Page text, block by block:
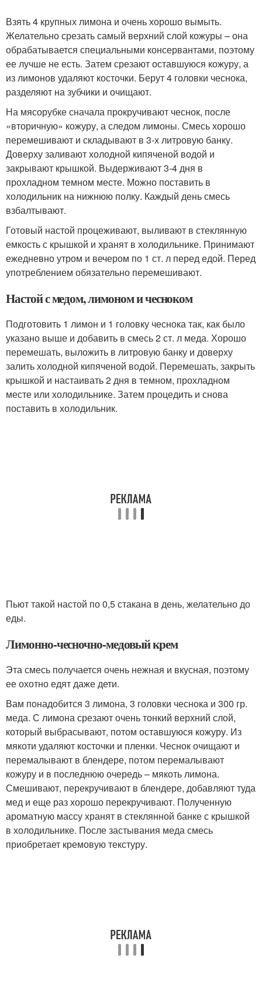
Взять 4 крупных лимона и очень хорошо вымыть.
Желательно срезать самый верхний слой кожуры – она
обрабатывается специальными консервантами, поэтому
ее лучше не есть. Затем срезают оставшуюся кожуру, а
из лимонов удаляют косточки. Берут 4 головки чеснока,
разделяют на зубчики и очищают.
На мясорубке сначала прокручивают чеснок, после
«вторичную» кожуру, а следом лимоны. Смесь хорошо
перемешивают и складывают в 3-х литровую банку.
Доверху заливают холодной кипяченой водой и
закрывают крышкой. Выдерживают 3-4 дня в
прохладном темном месте. Можно поставить в
холодильник на нижнюю полку. Каждый день смесь
взбалтывают.
Готовый настой процеживают, выливают в стеклянную
емкость с крышкой и хранят в холодильнике. Принимают
ежедневно утром и вечером по 1 ст. л перед едой. Перед
употреблением обязательно перемешивают.
Настой с медом, лимоном и чесноком
Подготовить 1 лимон и 1 головку чеснока так, как было
указано выше и добавить в смесь 2 ст. л меда. Хорошо
перемешать, выложить в литровую банку и доверху
залить холодной кипяченой водой. Перемешать, закрыть
крышкой и настаивать 2 дня в темном, прохладном
месте или холодильнике. Затем процедить и снова
поставить в холодильник.
Пьют такой настой по 0,5 стакана в день, желательно до
еды.
Лимонно-чесночно-медовый крем
Эта смесь получается очень нежная и вкусная, поэтому
ее охотно едят даже дети.
Вам понадобится 3 лимона, 3 головки чеснока и 300 гр.
меда. С лимона срезают очень тонкий верхний слой,
который выбрасывают, потом оставшуюся кожуру. Из
мякоти удаляют косточки и пленки. Чеснок очищают и
перемалывают в блендере, потом перемалывают
кожуру и в последнюю очередь – мякоть лимона.
Смешивают, перекручивают в блендере, добавляют туда
мед и еще раз хорошо перекручивают. Полученную
ароматную массу хранят в стеклянной банке с крышкой
в холодильнике. После застывания меда смесь
приобретает кремовую текстуру.